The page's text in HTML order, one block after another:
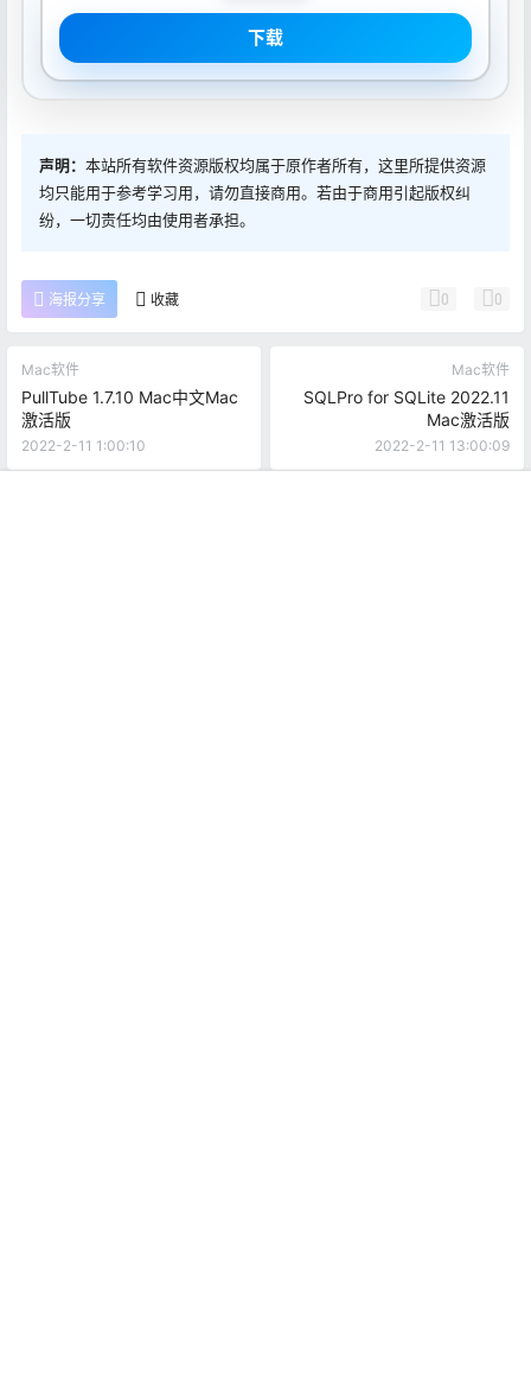
下载
声明： 本站所有软件资源版权均属于原作者所有，这里所提供资源
均只能用于参考学习用，请勿直接商用。若由于商用引起版权纠
纷，一切责任均由使用者承担。
海报分享 收藏 0 0
Mac软件
PullTube 1.7.10 Mac中文Mac
激活版
2022-2-11 1:00:10
Mac软件
SQLPro for SQLite 2022.11
Mac激活版
2022-2-11 13:00:09